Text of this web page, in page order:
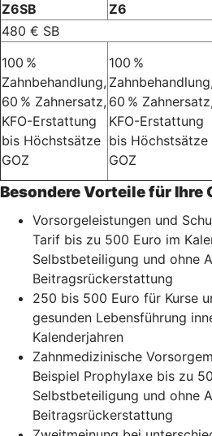
Z6SB Z6
480 € SB
100 %
Zahnbehandlung,
60 % Zahnersatz,
KFO-Erstattung
bis Höchstsätze
GOZ
100 %
Zahnbehandlung,
60 % Zahnersatz,
KFO-Erstattung
bis Höchstsätze
GOZ
Besondere Vorteile für Ihre
Vorsorgeleistungen und
Tarif bis zu 500 Euro im
Selbstbeteiligung und ohne
Beitragsrückerstattung
250 bis 500 Euro für Kurse
gesunden Lebensführung
Kalenderjahren
Zahnmedizinische
Beispiel Prophylaxe bis zu
Selbstbeteiligung und ohne
Beitragsrückerstattung